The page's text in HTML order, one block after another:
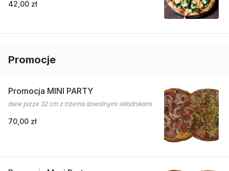
42,00 zł
Promocje
Promocja MINI PARTY
dwie pizze 32 cm z trzema dowolnymi składnikami
70,00 zł